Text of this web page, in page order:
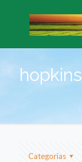
hopkins
Categorias